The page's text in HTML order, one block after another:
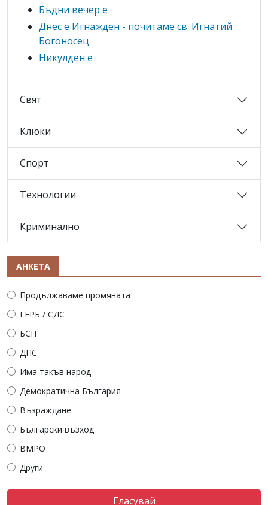
Бъдни вечер е
Днес е Игнажден - почитаме св. Игнатий
Богоносец
Никулден е
Свят
Клюки
Спорт
Технологии
Криминално
АНКЕТА
Продължаваме промяната
ГЕРБ / СДС
БСП
ДПС
Има такъв народ
Демократична България
Възраждане
Български възход
ВМРО
Други